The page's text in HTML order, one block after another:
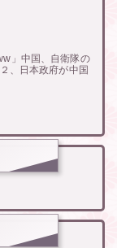
」中国、自衛隊の
、日本政府が中国